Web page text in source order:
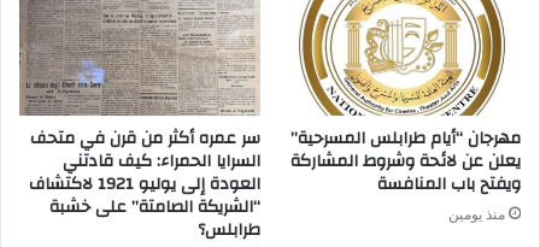
مهرجان “أيام طرابلس المسرحية”
يعلن عن لائحة وشروط المشاركة
ويفتح باب المنافسة
منذ يومين
سر عمره أكثر من قرن في متحف
السرايا الحمراء: كيف قادتني
العودة إلى يوليو 1921 لاكتشاف
“الشريكة الصامتة” على خشبة
طرابلس؟